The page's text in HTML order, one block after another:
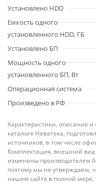
Установлено HDD
Емкость одного
установленного HDD, ГБ
Установлено БП
Мощность одного
установленного БП, Вт
Операционная система
Произведено в РФ
Характеристики, описание
каталоге Неватека,
источников, в том числе
Комплектация, внешний вид
изменены производителем
поэтому мы не утверждаем,
нашем сайте в полной мере,